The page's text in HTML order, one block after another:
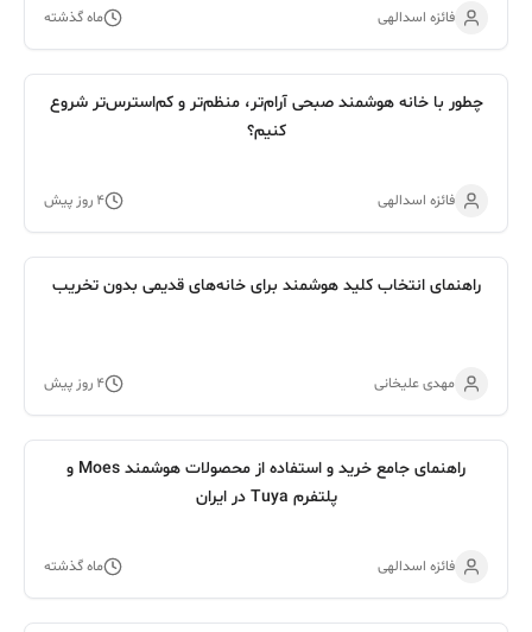
ماه گذشته فائزه اسدالهی
چطور با خانه هوشمند صبحی آرام‌تر، منظم‌تر و کم‌استرس‌تر شروع
کنیم؟
۴ روز پیش فائزه اسدالهی
راهنمای انتخاب کلید هوشمند برای خانه‌های قدیمی بدون تخریب
۴ روز پیش مهدی علیخانی
راهنمای جامع خرید و استفاده از محصولات هوشمند Moes و
پلتفرم Tuya در ایران
ماه گذشته فائزه اسدالهی